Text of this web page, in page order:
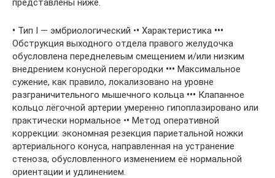
• Тип I — эмбриологический •• Характеристика •••
Обструкция выходного отдела правого желудочка
обусловлена переднелевым смещением и/или низким
внедрением конусной перегородки ••• Максимальное
сужение, как правило, локализовано на уровне
разграничительного мышечного кольца ••• Клапанное
кольцо лёгочной артерии умеренно гипоплазировано или
практически нормальное •• Метод оперативной
коррекции: экономная резекция париетальной ножки
артериального конуса, направленная на устранение
стеноза, обусловленного изменением её нормальной
ориентации и удлинением.